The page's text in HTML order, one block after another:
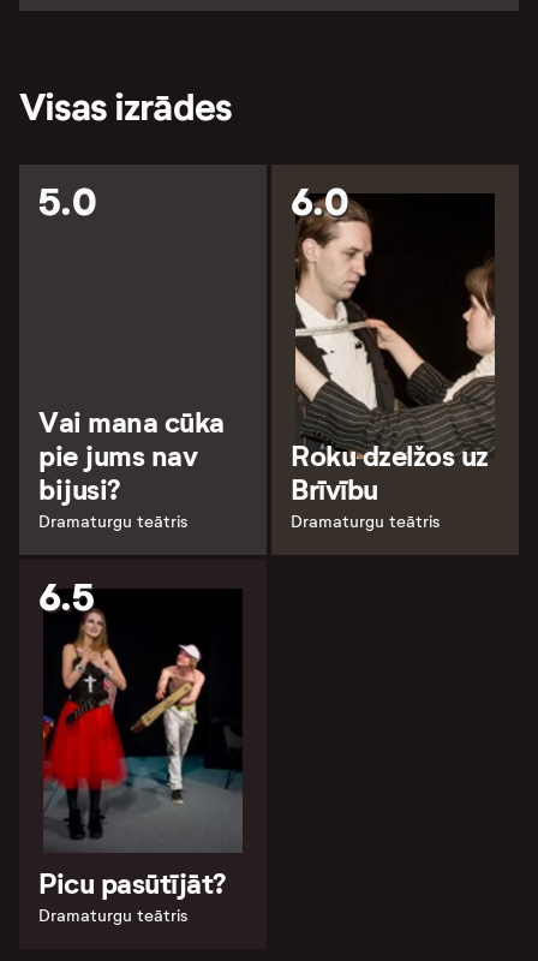
Visas izrādes
5.0
Vai mana cūka
pie jums nav
bijusi?
Dramaturgu teātris
6.0
Roku dzelžos uz
Brīvību
Dramaturgu teātris
6.5
Picu pasūtījāt?
Dramaturgu teātris